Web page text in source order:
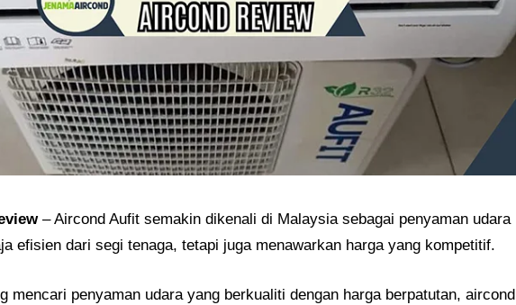
– Aircond Aufit semakin dikenali di Malaysia sebagai penyaman udara
efisien dari segi tenaga, tetapi juga menawarkan harga yang kompetitif.
mencari penyaman udara yang berkualiti dengan harga berpatutan, aircond